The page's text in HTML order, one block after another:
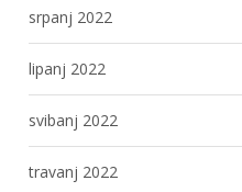
srpanj 2022
lipanj 2022
svibanj 2022
travanj 2022